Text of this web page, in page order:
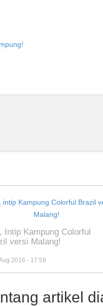
Intip Kampung Colorful
versi Malang!
2016 - 17:58
artikel